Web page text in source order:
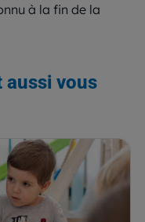
à la fin de la
aussi vous